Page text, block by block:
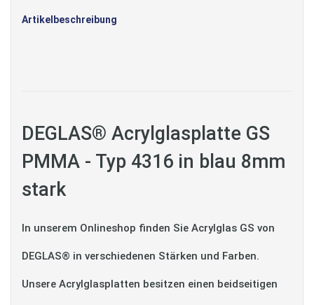
Artikelbeschreibung
DEGLAS® Acrylglasplatte GS
PMMA - Typ 4316 in blau 8mm
stark
In unserem Onlineshop finden Sie Acrylglas GS von
DEGLAS® in verschiedenen Stärken und Farben.
Unsere Acrylglasplatten besitzen einen beidseitigen